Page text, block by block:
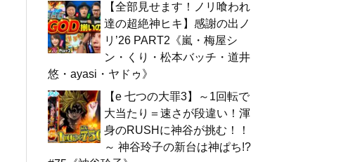
【全部見せます！ノリ喰われ
達の超絶神ヒキ】感謝の出ノ
リ’26 PART2《嵐・梅屋シ
ン・くり・松本バッチ・道井
悠・ayasi・ヤドゥ》
【e 七つの大罪3】～1回転で
大当たり＝速さが段違い！渾
身のRUSHに神谷が挑む！！
～ 神谷玲子の新台は神ぱち!?